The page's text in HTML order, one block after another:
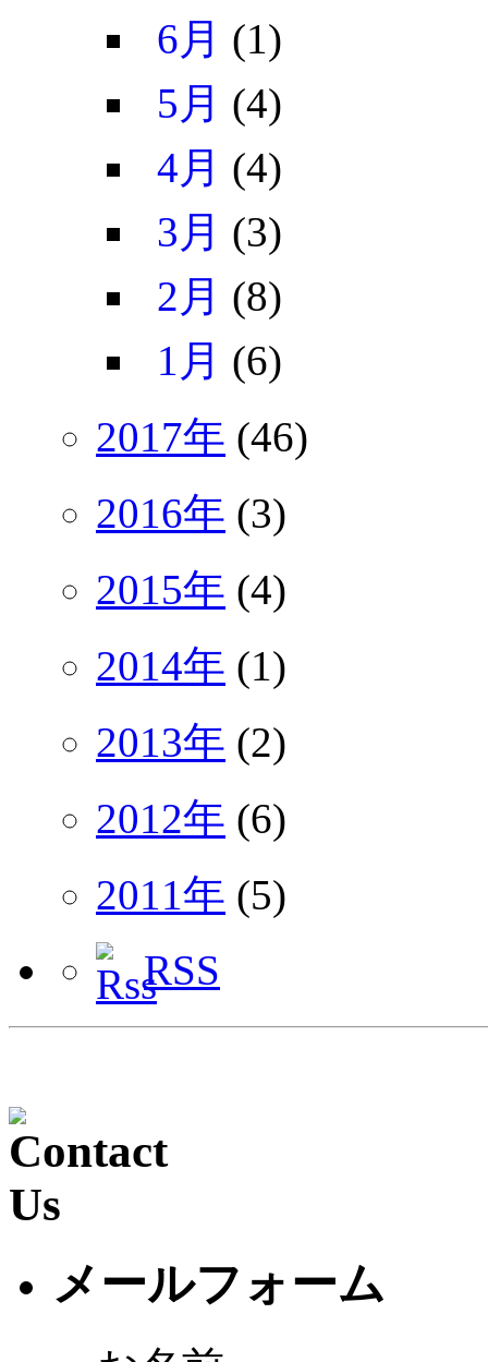
6月 (1)
5月 (4)
4月 (4)
3月 (3)
2月 (8)
1月 (6)
2017年 (46)
2016年 (3)
2015年 (4)
2014年 (1)
2013年 (2)
2012年 (6)
2011年 (5)
RSS
メールフォーム